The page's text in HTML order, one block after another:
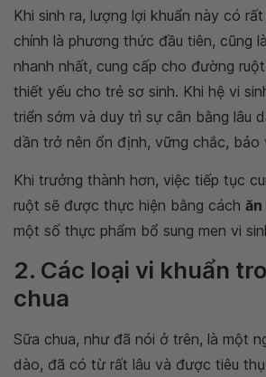
Khi sinh ra, lượng lợi khuẩn này có rất
chính là phương thức đầu tiên, cũng
nhanh nhất, cung cấp cho đường
thiết yếu cho trẻ sơ sinh. Khi hệ vi
triển sớm và duy trì sự cân bằng lâu
dần trở nên ổn định, vững chắc, bảo
Khi trưởng thành hơn, việc tiếp tục
ruột sẽ được thực hiện bằng cách
một số thực phẩm bổ sung men vi
2. Các loại vi khuẩn
chua
Sữa chua, như đã nói ở trên, là một
dào, đã có từ rất lâu và được tiêu